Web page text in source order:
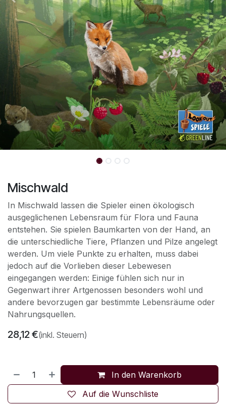
Mischwald
In Mischwald lassen die Spieler einen ökologisch
ausgeglichenen Lebensraum für Flora und Fauna
entstehen. Sie spielen Baumkarten von der Hand, an
die unterschiedliche Tiere, Pflanzen und Pilze angelegt
werden. Um viele Punkte zu erhalten, muss dabei
jedoch auf die Vorlieben dieser Lebewesen
eingegangen werden: Einige fühlen sich nur in
Gegenwart ihrer Artgenossen besonders wohl und
andere bevorzugen gar bestimmte Lebensräume oder
Nahrungsquellen.
28,12€(inkl. Steuern)
In den Warenkorb
Auf die Wunschliste